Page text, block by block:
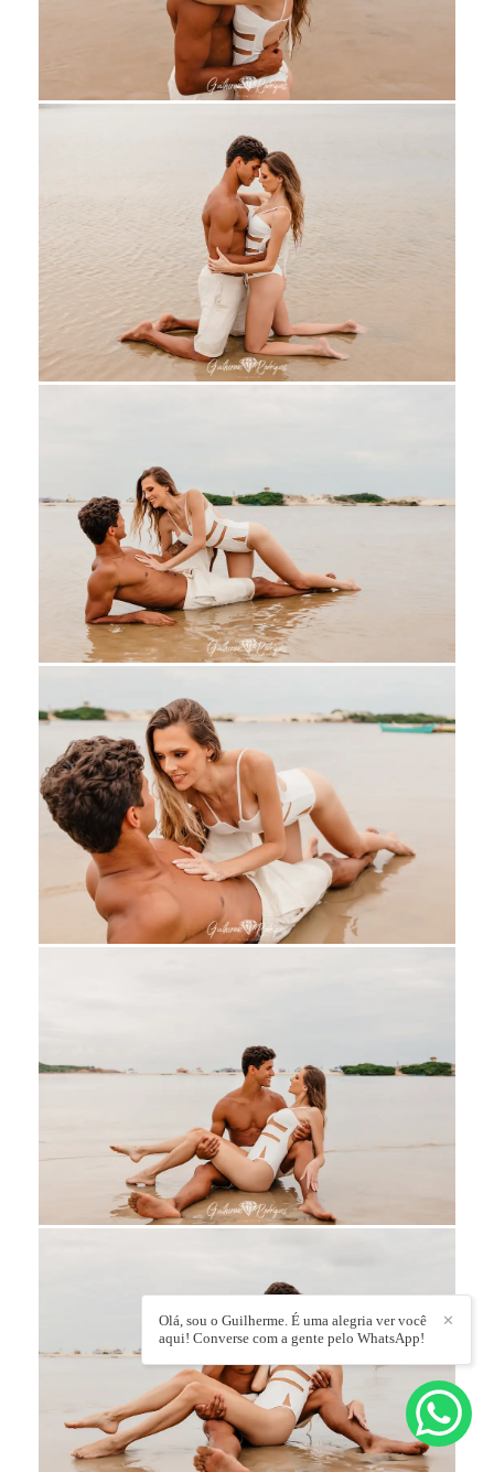
✕
Olá, sou o Guilherme. É uma alegria ver você
aqui! Converse com a gente pelo WhatsApp!